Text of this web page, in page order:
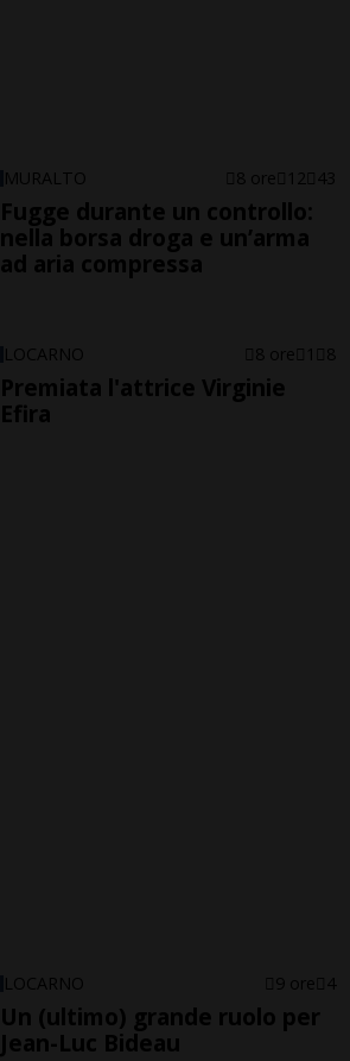
MURALTO 8 ore 12 43
Fugge durante un controllo:
nella borsa droga e un’arma
ad aria compressa
LOCARNO 8 ore 1 8
Premiata l'attrice Virginie
Efira
LOCARNO 9 ore 4
Un (ultimo) grande ruolo per
Jean-Luc Bideau